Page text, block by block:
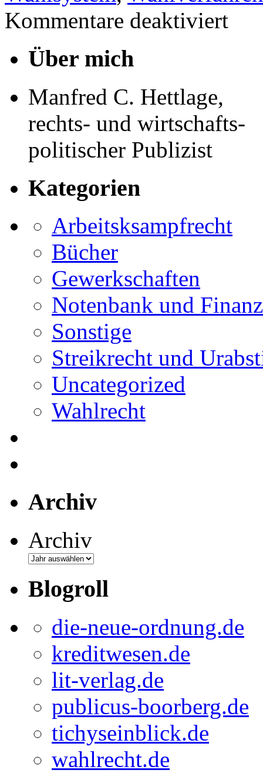
Kommentare deaktiviert
Über mich
Manfred C. Hettlage,
rechts- und wirtschafts-
politischer Publizist
Kategorien
Arbeitsksampfrecht
Bücher
Gewerkschaften
Notenbank und
Sonstige
Streikrecht und
Uncategorized
Wahlrecht
Archiv
Archiv
Blogroll
die-neue-ordnung.de
kreditwesen.de
lit-verlag.de
publicus-boorberg.de
tichyseinblick.de
wahlrecht.de